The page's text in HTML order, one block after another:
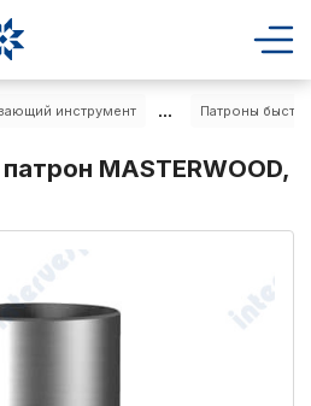
инструмент ... Патроны
MASTERWOOD,